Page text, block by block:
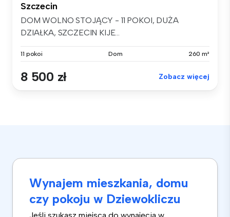
Szczecin
DOM WOLNO STOJĄCY - 11 POKOI, DUŻA
DZIAŁKA, SZCZECIN KIJE...
11 pokoi Dom 260 m²
8 500 zł Zobacz więcej
Wynajem mieszkania, domu
czy pokoju w Dziewokliczu